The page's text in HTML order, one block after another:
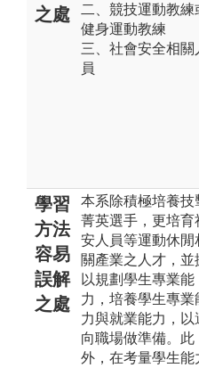
之處
二、競技運動教練
健身運動教練
三、社會安全相關
員
學習
方法
容易
誤解
之處
本系除積極培養技
菁英選手，更培育
安人員等運動休閒
關產業之人才，並
以規劃學生專業能
力，培養學生專業
力與就業能力，以
向職場做準備。此
外，在考量學生能